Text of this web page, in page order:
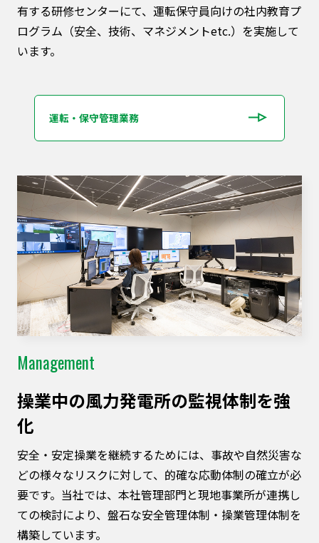
有する研修センターにて、運転保守員向けの社内教育プ
ログラム（安全、技術、マネジメントetc.）を実施して
います。
運転・保守管理業務
Management
操業中の⾵⼒発電所の監視体制を強
化
安全・安定操業を継続するためには、事故や自然災害な
どの様々なリスクに対して、的確な応動体制の確立が必
要です。当社では、本社管理部門と現地事業所が連携し
ての検討により、盤石な安全管理体制・操業管理体制を
構築しています。